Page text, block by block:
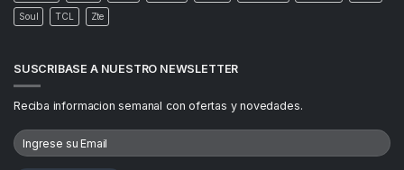
Soul TCL Zte
SUSCRIBASE A NUESTRO NEWSLETTER
Reciba informacion semanal con ofertas y novedades.